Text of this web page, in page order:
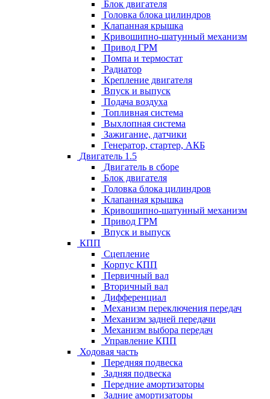
Блок двигателя
Головка блока цилиндров
Клапанная крышка
Кривошипно-шатунный механизм
Привод ГРМ
Помпа и термостат
Радиатор
Крепление двигателя
Впуск и выпуск
Подача воздуха
Топливная система
Выхлопная система
Зажигание, датчики
Генератор, стартер, АКБ
Двигатель 1.5
Двигатель в сборе
Блок двигателя
Головка блока цилиндров
Клапанная крышка
Кривошипно-шатунный механизм
Привод ГРМ
Впуск и выпуск
КПП
Сцепление
Корпус КПП
Первичный вал
Вторичный вал
Дифференциал
Механизм переключения передач
Механизм задней передачи
Механизм выбора передач
Управление КПП
Ходовая часть
Передняя подвеска
Задняя подвеска
Передние амортизаторы
Задние амортизаторы